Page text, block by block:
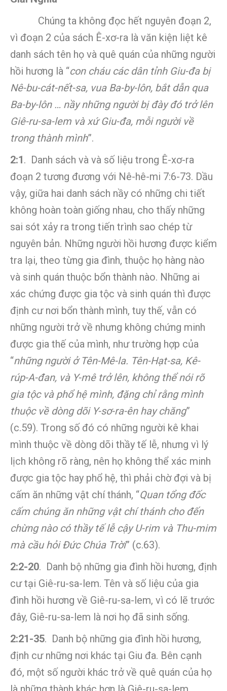
Chúng ta không đọc hết nguyên đoạn 2,
vì đoạn 2 của sách Ê-xơ-ra là văn kiện liệt kê
danh sách tên họ và quê quán của những người
hồi hương là “con cháu các dân tỉnh Giu-đa bị
Nê-bu-cát-nết-sa, vua Ba-by-lôn, bắt dẫn qua
Ba-by-lôn … nầy những người bị đày đó trở lên
Giê-ru-sa-lem và xứ Giu-đa, mỗi người về
trong thành mình”.
2:1 . Danh sách và và số liệu trong Ê-xơ-ra
đoạn 2 tương đương với Nê-hê-mi 7:6-73. Dầu
vậy, giữa hai danh sách nầy có những chi tiết
không hoàn toàn giống nhau, cho thấy những
sai sót xảy ra trong tiến trình sao chép từ
nguyên bản. Những người hồi hương được kiểm
tra lại, theo từng gia đình, thuộc họ hàng nào
và sinh quán thuộc bổn thành nào. Những ai
xác chứng được gia tộc và sinh quán thì được
định cư nơi bổn thành mình, tuy thế, vẫn có
những người trở về nhưng không chứng minh
được gia thế của mình, như trường hợp của
“những người ở Tên-Mê-la. Tên-Hạt-sa, Kê-
rúp-A-đan, và Y-mê trở lên, không thể nói rõ
gia tộc và phổ hệ mình, đặng chỉ rằng mình
thuộc về dòng dõi Y-sơ-ra-ên hay chăng”
(c.59). Trong số đó có những người kê khai
mình thuộc về dòng dõi thầy tế lễ, nhưng vì lý
lịch không rõ ràng, nên họ không thể xác minh
được gia tộc hay phổ hệ, thì phải chờ đợi và bị
cấm ăn những vật chí thánh, “Quan tổng đốc
cấm chúng ăn những vật chí thánh cho đến
chừng nào có thầy tế lễ cậy U-rim và Thu-mim
mà cầu hỏi Đức Chúa Trời” (c.63).
2:2-20. Danh bộ những gia đình hồi hương, định
cư tại Giê-ru-sa-lem. Tên và số liệu của gia
đình hồi hương về Giê-ru-sa-lem, vì có lẽ trước
đây, Giê-ru-sa-lem là nơi họ đã sinh sống.
2:21-35. Danh bộ những gia đình hồi hương,
định cư những nơi khác tại Giu đa. Bên cạnh
đó, một số người khác trở về quê quán của họ